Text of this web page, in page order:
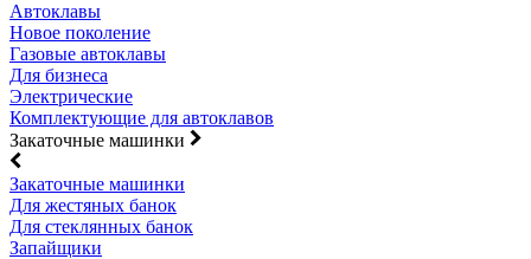
Автоклавы
Новое поколение
Газовые автоклавы
Для бизнеса
Электрические
Комплектующие для автоклавов
Закаточные машинки
Закаточные машинки
Для жестяных банок
Для стеклянных банок
Запайщики